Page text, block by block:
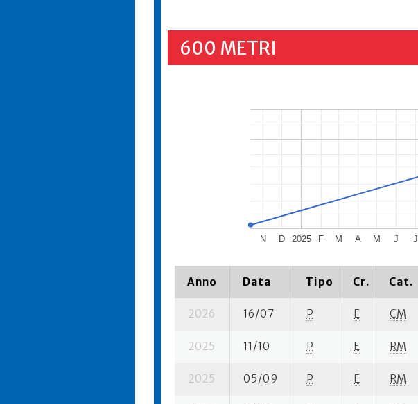
600 METRI
2025
N D F M A M J J
Anno Data Tipo Cr. Cat.
2026 16/07 P E CM
2025 11/10 P E RM
2025 05/09 P E RM